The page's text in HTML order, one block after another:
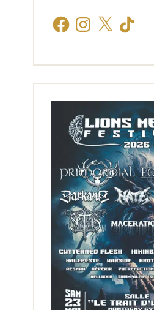
FacebookInstagram
X TikTok